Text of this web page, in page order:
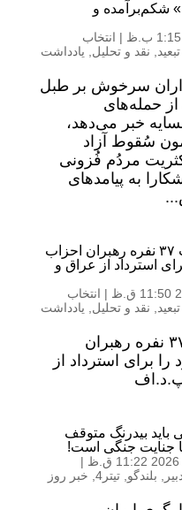
شکم‌برآمده و
| انتخاب
نقد و تحلیل یادداشت
سرخوش بر طبل
حمله‌های
خبر می‌دهد،
سُقوط آزاد
مردُم فُزونی
به پیامدهای
جمهوری اسلامی فهرست ۳۷ نفره رهبران احزاب
استرداد از عراق و
| انتخاب
نقد و تحلیل یادداشت
جمهوری اسلامی فهرست ۳۷ نفره رهبران
برای استرداد از
پ.د.اف
باید بیدرنگ متوقف
جنایت جنگی است!
|
بلندگو تیتر4 , خبر روز